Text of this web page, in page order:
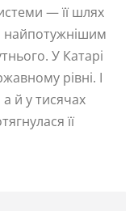
— її шлях
найпотужнішим
У Катарі
рівні. І
й у тисячах
її